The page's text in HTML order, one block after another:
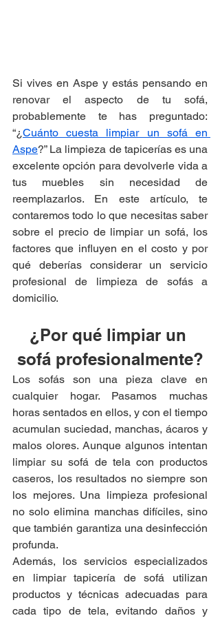
Si vives en Aspe y estás pensando en
renovar el aspecto de tu sofá,
probablemente te has preguntado:
“¿Cuánto cuesta limpiar un sofá en
Aspe?” La limpieza de tapicerías es una
excelente opción para devolverle vida a
tus muebles sin necesidad de
reemplazarlos. En este artículo, te
contaremos todo lo que necesitas saber
sobre el precio de limpiar un sofá, los
factores que influyen en el costo y por
qué deberías considerar un servicio
profesional de limpieza de sofás a
domicilio.
¿Por qué limpiar un
sofá profesionalmente?
Los sofás son una pieza clave en
cualquier hogar. Pasamos muchas
horas sentados en ellos, y con el tiempo
acumulan suciedad, manchas, ácaros y
malos olores. Aunque algunos intentan
limpiar su sofá de tela con productos
caseros, los resultados no siempre son
los mejores. Una limpieza profesional
no solo elimina manchas difíciles, sino
que también garantiza una desinfección
profunda.
Además, los servicios especializados
en limpiar tapicería de sofá utilizan
productos y técnicas adecuadas para
cada tipo de tela, evitando daños y